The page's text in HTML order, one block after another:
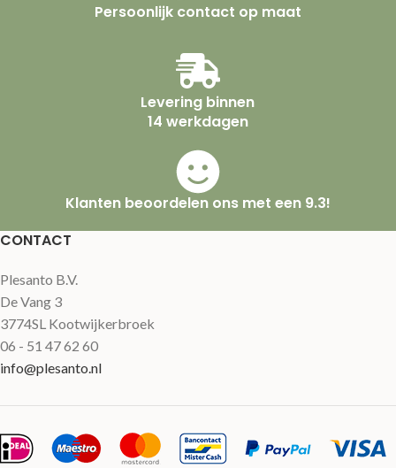
Persoonlijk contact op maat
Levering binnen
14 werkdagen
Klanten beoordelen ons met een 9.3!
CONTACT
Plesanto B.V.
De Vang 3
3774SL Kootwijkerbroek
06 - 51 47 62 60
info@plesanto.nl